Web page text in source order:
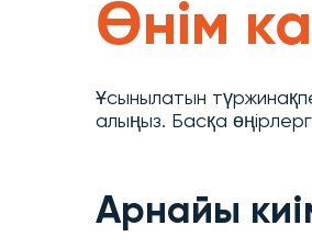
Өнім
Ұсынылатын
алыңыз. Басқа
Арнайы